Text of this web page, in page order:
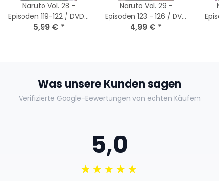
Naruto Vol. 28 -
Episoden 119-122 / DVD *
Top Zustand
5,99 € *
Naruto Vol. 29 -
Episoden 123 - 126 / DVD
* Top Zustand
4,99 € *
Was unsere Kunden sagen
Verifizierte Google-Bewertungen von echten Käufern
5,0
★★★★★